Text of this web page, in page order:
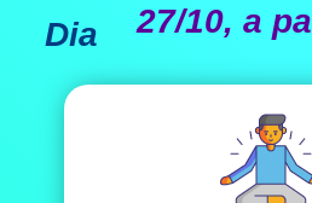
Dia 27/10, a